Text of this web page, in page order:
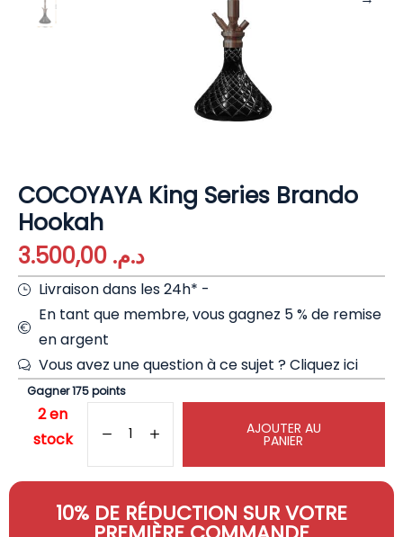
COCOYAYA King Series Brando
Hookah
د.م.
Livraison dans les 24h* -
En tant que membre, vous gagnez 5 % de remise
en argent
Vous avez une question à ce sujet ?Cliquez ici
Gagner 175 points
2 en
stock
AJOUTER AU
PANIER
10% DE RÉDUCTION SUR VOTRE